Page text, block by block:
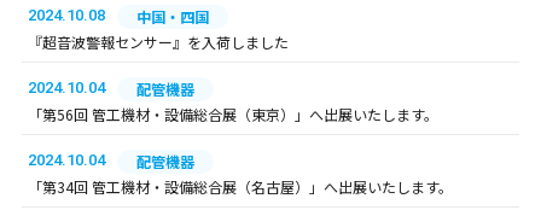
2024.10.08
中国・四国
『超音波警報センサー』を入荷しました
2024.10.04
配管機器
「第56回 管工機材・設備総合展（東京）」へ出展いたします。
2024.10.04
配管機器
「第34回 管工機材・設備総合展（名古屋）」へ出展いたします。